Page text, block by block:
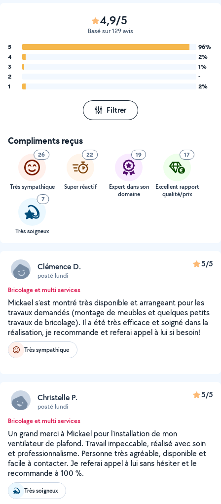
4,9/5
Basé sur 129 avis
5
96%
4
2%
3
1%
2
-
1
2%
Filtrer
Compliments reçus
26
Très sympathique
22
Super réactif
19
Expert dans son
domaine
17
Excellent rapport
qualité/prix
7
Très soigneux
Clémence D.
posté lundi
5/5
Bricolage et multi services
Mickael s’est montré très disponible et arrangeant pour les
travaux demandés (montage de meubles et quelques petits
travaux de bricolage). Il a été très efficace et soigné dans la
réalisation, je recommande et referai appel à lui si besoin!
Très sympathique
Christelle P.
posté lundi
5/5
Bricolage et multi services
Un grand merci à Mickael pour l'installation de mon
ventilateur de plafond. Travail impeccable, réalisé avec soin
et professionnalisme. Personne très agréable, disponible et
facile à contacter. Je referai appel à lui sans hésiter et le
recommande à 100 %.
Très soigneux